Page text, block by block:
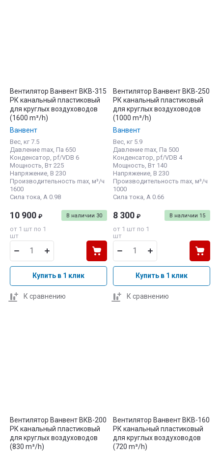
Вентилятор Ванвент ВКВ-315
PК канальный пластиковый
для круглых воздуховодов
(1600 m³/h)
Ванвент
Вес, кг 7.5
Давление max, Па 650
Конденсатор, pf/VDB 6
Мощность, Вт 225
Напряжение, В 230
Производительность max, м³/ч
1600
Сила тока, А 0.98
В наличии 30
10 900 ₽
от 1 шт по 1
шт
Купить в 1 клик
К сравнению
Вентилятор Ванвент ВКВ-250
PК канальный пластиковый
для круглых воздуховодов
(1000 m³/h)
Ванвент
Вес, кг 5.9
Давление max, Па 500
Конденсатор, pf/VDB 4
Мощность, Вт 140
Напряжение, В 230
Производительность max, м³/ч
1000
Сила тока, А 0.66
В наличии 15
8 300 ₽
от 1 шт по 1
шт
Купить в 1 клик
К сравнению
Вентилятор Ванвент ВКВ-200
PК канальный пластиковый
для круглых воздуховодов
(830 m³/h)
Вентилятор Ванвент ВКВ-160
PК канальный пластиковый
для круглых воздуховодов
(720 m³/h)